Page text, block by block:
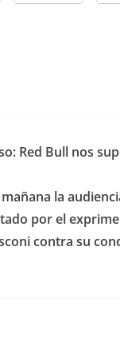
Red Bull nos
la
por el
contra su